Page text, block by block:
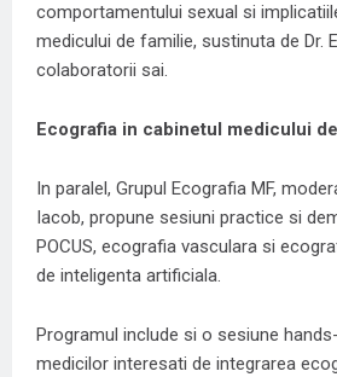
comportamentului sexual si
medicului de familie, sustinuta de Dr.
colaboratorii sai.
Ecografia in cabinetul medicului
In paralel, Grupul Ecografia MF,
Iacob, propune sesiuni practice si
POCUS, ecografia vasculara si
de inteligenta artificiala.
Programul include si o sesiune
medicilor interesati de integrarea